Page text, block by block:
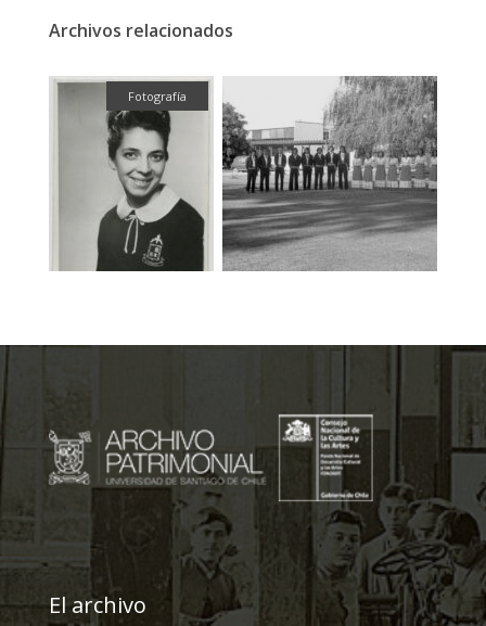
Archivos relacionados
Fotografía
El archivo